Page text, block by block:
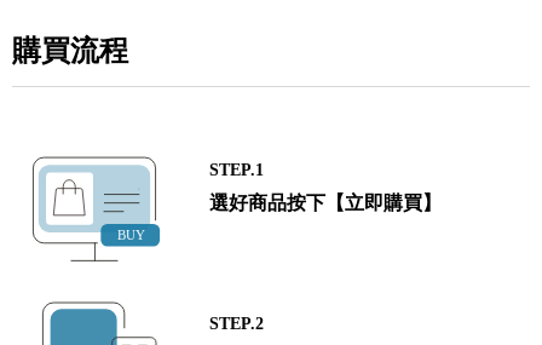
購買流程
STEP.1
選好商品按下【立即購買】
STEP.2